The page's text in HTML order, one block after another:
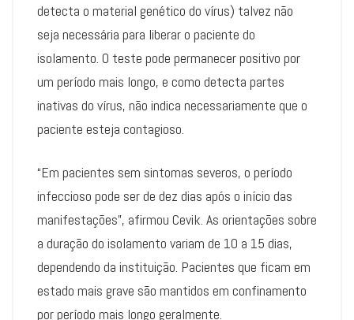
detecta o material genético do vírus) talvez não
seja necessária para liberar o paciente do
isolamento. O teste pode permanecer positivo por
um período mais longo, e como detecta partes
inativas do vírus, não indica necessariamente que o
paciente esteja contagioso.
“Em pacientes sem sintomas severos, o período
infeccioso pode ser de dez dias após o início das
manifestações”, afirmou Cevik. As orientações sobre
a duração do isolamento variam de 10 a 15 dias,
dependendo da instituição. Pacientes que ficam em
estado mais grave são mantidos em confinamento
por período mais longo geralmente.